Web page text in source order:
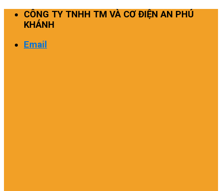
Skip
CÔNG TY TNHH TM VÀ CƠ ĐIỆN AN PHÚ
KHÁNH
Email